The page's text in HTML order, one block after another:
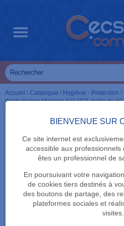
BIENVENUE SUR
Ce site internet est
accessible aux
êtes un professionnel de
En poursuivant votre
de cookies tiers destinés à
des boutons de partage, des
plateformes sociales et
visites.
Accueil \ Catalogue \ Hygiène - Protection \
dents Happy Morning XYLITOL boîte de 50